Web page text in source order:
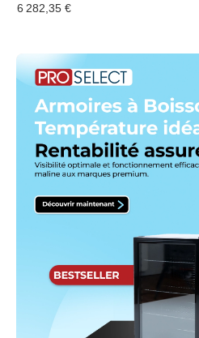
6 282,35 €